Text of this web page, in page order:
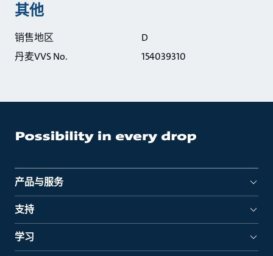
其他
销售地区
D
丹麦VVS No.
154039310
产品与服务
支持
学习